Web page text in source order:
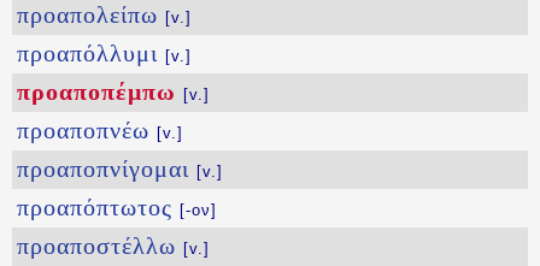
προαπολείπω [v.]
προαπόλλυμι [v.]
προαποπέμπω [v.]
προαποπνέω [v.]
προαποπνίγομαι [v.]
προαπόπτωτος [-ον]
προαποστέλλω [v.]